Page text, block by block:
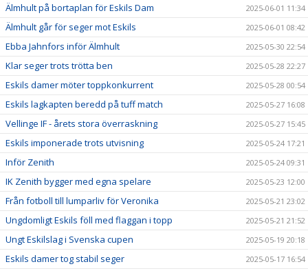
Älmhult på bortaplan för Eskils Dam 2025-06-01 11:34
Älmhult går för seger mot Eskils 2025-06-01 08:42
Ebba Jahnfors inför Älmhult 2025-05-30 22:54
Klar seger trots trötta ben 2025-05-28 22:27
Eskils damer möter toppkonkurrent 2025-05-28 00:54
Eskils lagkapten beredd på tuff match 2025-05-27 16:08
Vellinge IF - årets stora överraskning 2025-05-27 15:45
Eskils imponerade trots utvisning 2025-05-24 17:21
Inför Zenith 2025-05-24 09:31
IK Zenith bygger med egna spelare 2025-05-23 12:00
Från fotboll till lumparliv för Veronika 2025-05-21 23:02
Ungdomligt Eskils föll med flaggan i topp 2025-05-21 21:52
Ungt Eskilslag i Svenska cupen 2025-05-19 20:18
Eskils damer tog stabil seger 2025-05-17 16:54